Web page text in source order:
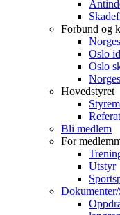
Forbund og
Oslo
Oslo
Hovedstyret
Bli medlem
For
Utstyr